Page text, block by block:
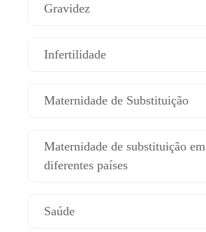
Gravidez
Infertilidade
Maternidade de Substituição
Maternidade de substituição em
diferentes países
Saúde